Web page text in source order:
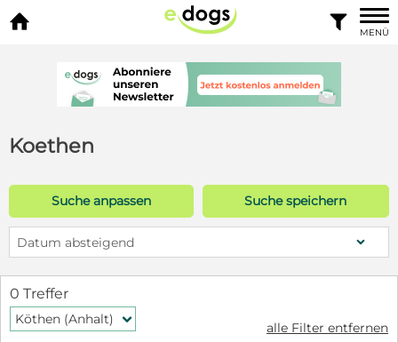
 
MENÜ
Koethen
Suche anpassen Suche speichern
Datum absteigend
0 Treffer
Köthen (Anhalt) f
alle Filter entfernen